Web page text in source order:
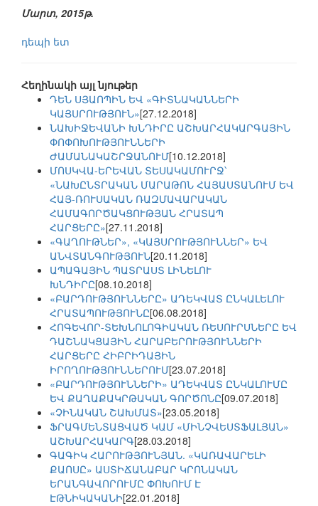
Մարտ, 2015թ.
դեպի ետ
Հեղինակի այլ նյութեր
ԴԵՆ ՍՅԱՈՊԻՆ ԵՎ «ԳԻՏՆԱԿԱՆՆԵՐԻ
ԿԱՅՍՐՈՒԹՅՈՒՆ»[27.12.2018]
ՆԱԽԻՋԵՎԱՆԻ ԽՆԴԻՐԸ ԱՇԽԱՐՀԱԿԱՐԳԱՅԻՆ
ՓՈՓՈԽՈՒԹՅՈՒՆՆԵՐԻ
ԺԱՄԱՆԱԿԱՇՐՋԱՆՈՒՄ[10.12.2018]
ՄՈՍԿՎԱ-ԵՐԵՎԱՆ ՏԵՍԱԿԱՄՈՒՐՋ՝
«ՆԱԽԸՆՏՐԱԿԱՆ ՄԱՐԱԹՈՆ ՀԱՅԱՍՏԱՆՈՒՄ ԵՎ
ՀԱՅ-ՌՈՒՍԱԿԱՆ ՌԱԶՄԱՎԱՐԱԿԱՆ
ՀԱՄԱԳՈՐԾԱԿՑՈՒԹՅԱՆ ՀՐԱՏԱՊ
ՀԱՐՑԵՐԸ»[27.11.2018]
«ԳԱՂՈՒԹՆԵՐ», «ԿԱՅՍՐՈՒԹՅՈՒՆՆԵՐ» ԵՎ
ԱՆՎՏԱՆԳՈՒԹՅՈՒՆ[20.11.2018]
ԱՊԱԳԱՅԻՆ ՊԱՏՐԱՍՏ ԼԻՆԵԼՈՒ
ԽՆԴԻՐԸ[08.10.2018]
«ԲԱՐԴՈՒԹՅՈՒՆՆԵՐԸ» ԱԴԵԿՎԱՏ ԸՆԿԱԼԵԼՈՒ
ՀՐԱՏԱՊՈՒԹՅՈՒՆԸ[06.08.2018]
ՀՈԳԵՎՈՐ-ՏԵԽՆՈԼՈԳԻԱԿԱՆ ՌԵՍՈՒՐՍՆԵՐԸ ԵՎ
ԴԱՇՆԱԿՑԱՅԻՆ ՀԱՐԱԲԵՐՈՒԹՅՈՒՆՆԵՐԻ
ՀԱՐՑԵՐԸ ՀԻԲՐԻԴԱՅԻՆ
ԻՐՈՂՈՒԹՅՈՒՆՆԵՐՈՒՄ[23.07.2018]
«ԲԱՐԴՈՒԹՅՈՒՆՆԵՐԻ» ԱԴԵԿՎԱՏ ԸՆԿԱԼՈՒՄԸ
ԵՎ ՔԱՂԱՔԱԿՐԹԱԿԱՆ ԳՈՐԾՈՆԸ[09.07.2018]
«ՉԻՆԱԿԱՆ ՇԱԽՄԱՏ»[23.05.2018]
ՖՐԱԳՄԵՆՏԱՑՎԱԾ ԿԱՄ «ՄԻՆՉՎԵՍՏՖԱԼՅԱՆ»
ԱՇԽԱՐՀԱԿԱՐԳ[28.03.2018]
ԳԱԳԻԿ ՀԱՐՈՒԹՅՈՒՆՅԱՆ. «ԿԱՌԱՎԱՐԵԼԻ
ՔԱՈՍԸ» ԱՍՏԻՃԱՆԱԲԱՐ ԿՐՈՆԱԿԱՆ
ԵՐԱՆԳԱՎՈՐՈՒՄԸ ՓՈԽՈՒՄ Է
ԷԹՆԻԿԱԿԱՆԻ[22.01.2018]